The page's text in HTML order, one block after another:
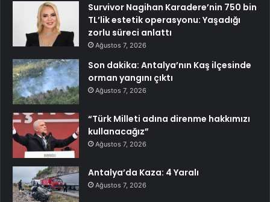
Survivor Nagihan Karadere’nin 750 bin
TL’lik estetik operasyonu: Yaşadığı
zorlu süreci anlattı
Ağustos 7, 2026
Son dakika: Antalya’nın Kaş ilçesinde
orman yangını çıktı
Ağustos 7, 2026
“Türk Milleti adına direnme hakkımızı
kullanacağız”
Ağustos 7, 2026
Antalya’da Kaza: 4 Yaralı
Ağustos 7, 2026